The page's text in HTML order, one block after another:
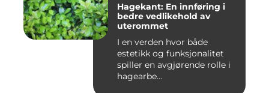
Hagekant: En innføring i
bedre vedlikehold av
uterommet
I en verden hvor både
estetikk og funksjonalitet
spiller en avgjørende rolle i
hagearbe...